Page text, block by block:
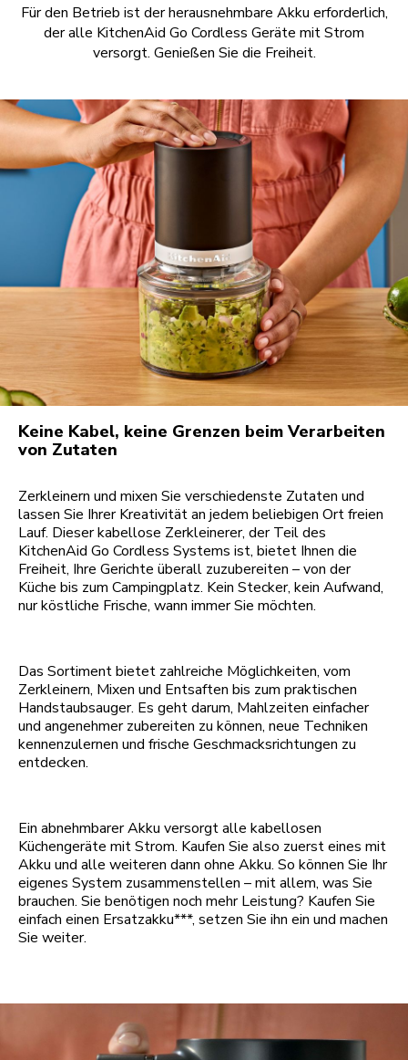
Für den Betrieb ist der herausnehmbare Akku erforderlich,
der alle KitchenAid Go Cordless Geräte mit Strom
versorgt. Genießen Sie die Freiheit.
Keine Kabel, keine Grenzen beim Verarbeiten
von Zutaten
Zerkleinern und mixen Sie verschiedenste Zutaten und
lassen Sie Ihrer Kreativität an jedem beliebigen Ort freien
Lauf. Dieser kabellose Zerkleinerer, der Teil des
KitchenAid Go Cordless Systems ist, bietet Ihnen die
Freiheit, Ihre Gerichte überall zuzubereiten – von der
Küche bis zum Campingplatz. Kein Stecker, kein Aufwand,
nur köstliche Frische, wann immer Sie möchten.
Das Sortiment bietet zahlreiche Möglichkeiten, vom
Zerkleinern, Mixen und Entsaften bis zum praktischen
Handstaubsauger. Es geht darum, Mahlzeiten einfacher
und angenehmer zubereiten zu können, neue Techniken
kennenzulernen und frische Geschmacksrichtungen zu
entdecken.
Ein abnehmbarer Akku versorgt alle kabellosen
Küchengeräte mit Strom. Kaufen Sie also zuerst eines mit
Akku und alle weiteren dann ohne Akku. So können Sie Ihr
eigenes System zusammenstellen – mit allem, was Sie
brauchen. Sie benötigen noch mehr Leistung? Kaufen Sie
einfach einen Ersatzakku***, setzen Sie ihn ein und machen
Sie weiter.